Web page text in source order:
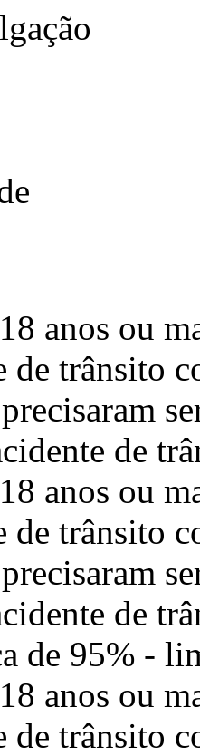
anos ou
de trânsito
de
anos ou
de trânsito
de
de 95% -
anos ou
de trânsito